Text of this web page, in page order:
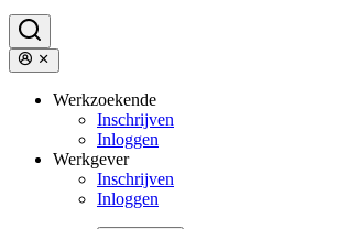
Werkzoekende
Inschrijven
Inloggen
Werkgever
Inschrijven
Inloggen